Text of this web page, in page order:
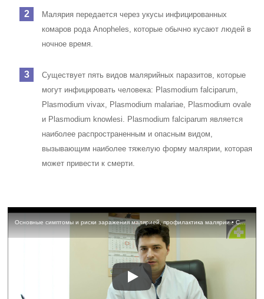
Малярия передается через укусы инфицированных
комаров рода Anopheles, которые обычно кусают людей в
ночное время.
Существует пять видов малярийных паразитов, которые
могут инфицировать человека: Plasmodium falciparum,
Plasmodium vivax, Plasmodium malariae, Plasmodium ovale
и Plasmodium knowlesi. Plasmodium falciparum является
наиболее распространенным и опасным видом,
вызывающим наиболее тяжелую форму малярии, которая
может привести к смерти.
Основные симптомы и риски заражения малярией, профилактика малярии • Сохань Антон Васильевич